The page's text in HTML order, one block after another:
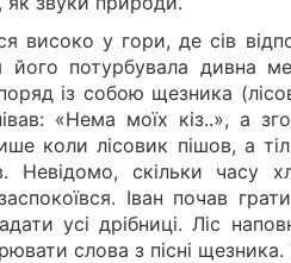
високо у гори, де сів
його потурбувала дивна
із собою щезника
«Нема моїх кіз..», а
коли лісовик пішов, а
Невідомо, скільки часу
Іван почав
усі дрібниці. Ліс
слова з пісні